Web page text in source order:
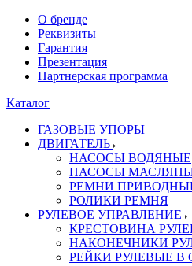
О бренде
Реквизиты
Гарантия
Презентация
Партнерская программа
Каталог
ГАЗОВЫЕ УПОРЫ
ДВИГАТЕЛЬ
НАСОСЫ ВОДЯНЫЕ
НАСОСЫ
РЕМНИ
РОЛИКИ РЕМНЯ
РУЛЕВОЕ УПРАВЛЕНИЕ
КРЕСТОВИНА
НАКОНЕЧНИКИ
РЕЙКИ РУЛЕВЫЕ В